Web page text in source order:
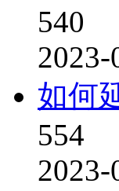
540
2023-
如何
554
2023-